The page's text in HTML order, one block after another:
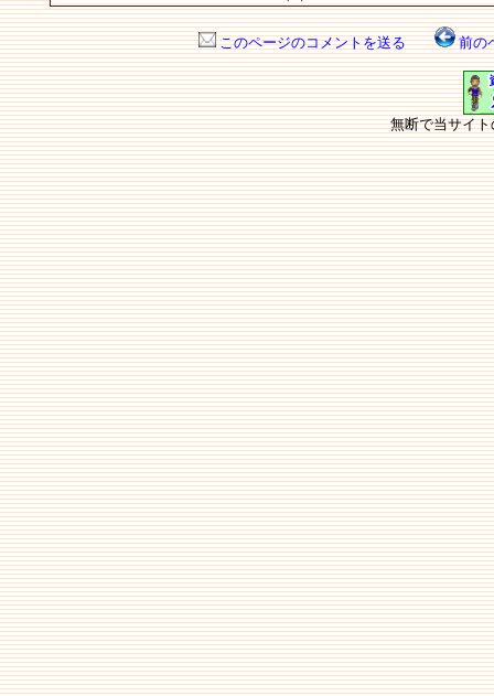
このページのコメントを送る 前の
無断で当サイ